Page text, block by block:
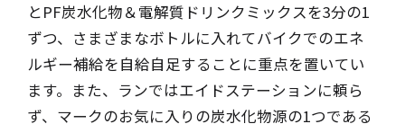
とPF炭水化物＆電解質ドリンクミックスを3分の1
ずつ、さまざまなボトルに入れてバイクでのエネ
ルギー補給を自給自足することに重点を置いてい
ます。また、ランではエイドステーションに頼ら
ず、マークのお気に入りの炭水化物源の1つである